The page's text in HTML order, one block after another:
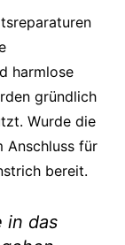
harmlose
gründlich
Wurde die
Anschluss für
bereit.
in das